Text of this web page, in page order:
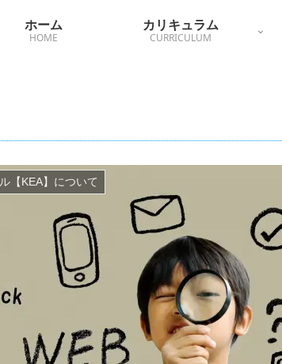
ホーム
HOME
カリキュラム
CURRICULUM
【KEA】について